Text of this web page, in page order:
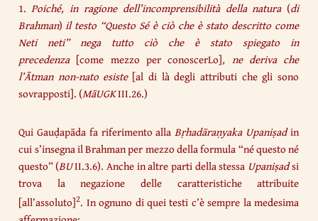
1.Poiché, in ragione dell’incomprensibilità della natura(di
Brahman)il testo “Questo Sé è ciò che è stato descritto come
Neti neti” nega tutto ciò che è stato spiegato in
precedenza [come mezzo per conoscerLo], ne deriva che
l’Ātman non-nato esiste [al di là degli attributi che gli sono
sovrapposti]. (MāUGKIII.26.)​
Qui Gauḍapāda fa riferimento allaBṛhadāraṇyaka Upaniṣadin
cui s’insegna il Brahman per mezzo della formula “né questo né
questo” (BUII.3.6). Anche in altre parti della stessa Upaniṣadsi
trova la negazione delle caratteristiche attribuite
[all’assoluto]2. In ognuno di quei testi c’è sempre la medesima